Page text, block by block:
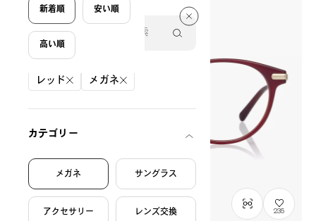
20 件
絞り込み条件
レッド メガネ
カテゴリー
メガネ サングラス
アクセサリー レンズ交換
新着順 安い順
高い順
235